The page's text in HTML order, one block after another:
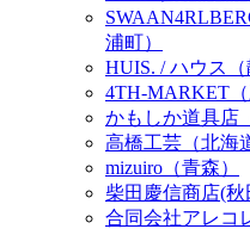
浦町）
HUIS. / ハウス（
4TH-MARKET（
かもしか道具店
高橋工芸（北海
mizuiro（青森）
柴田慶信商店(秋
合同会社アレコ